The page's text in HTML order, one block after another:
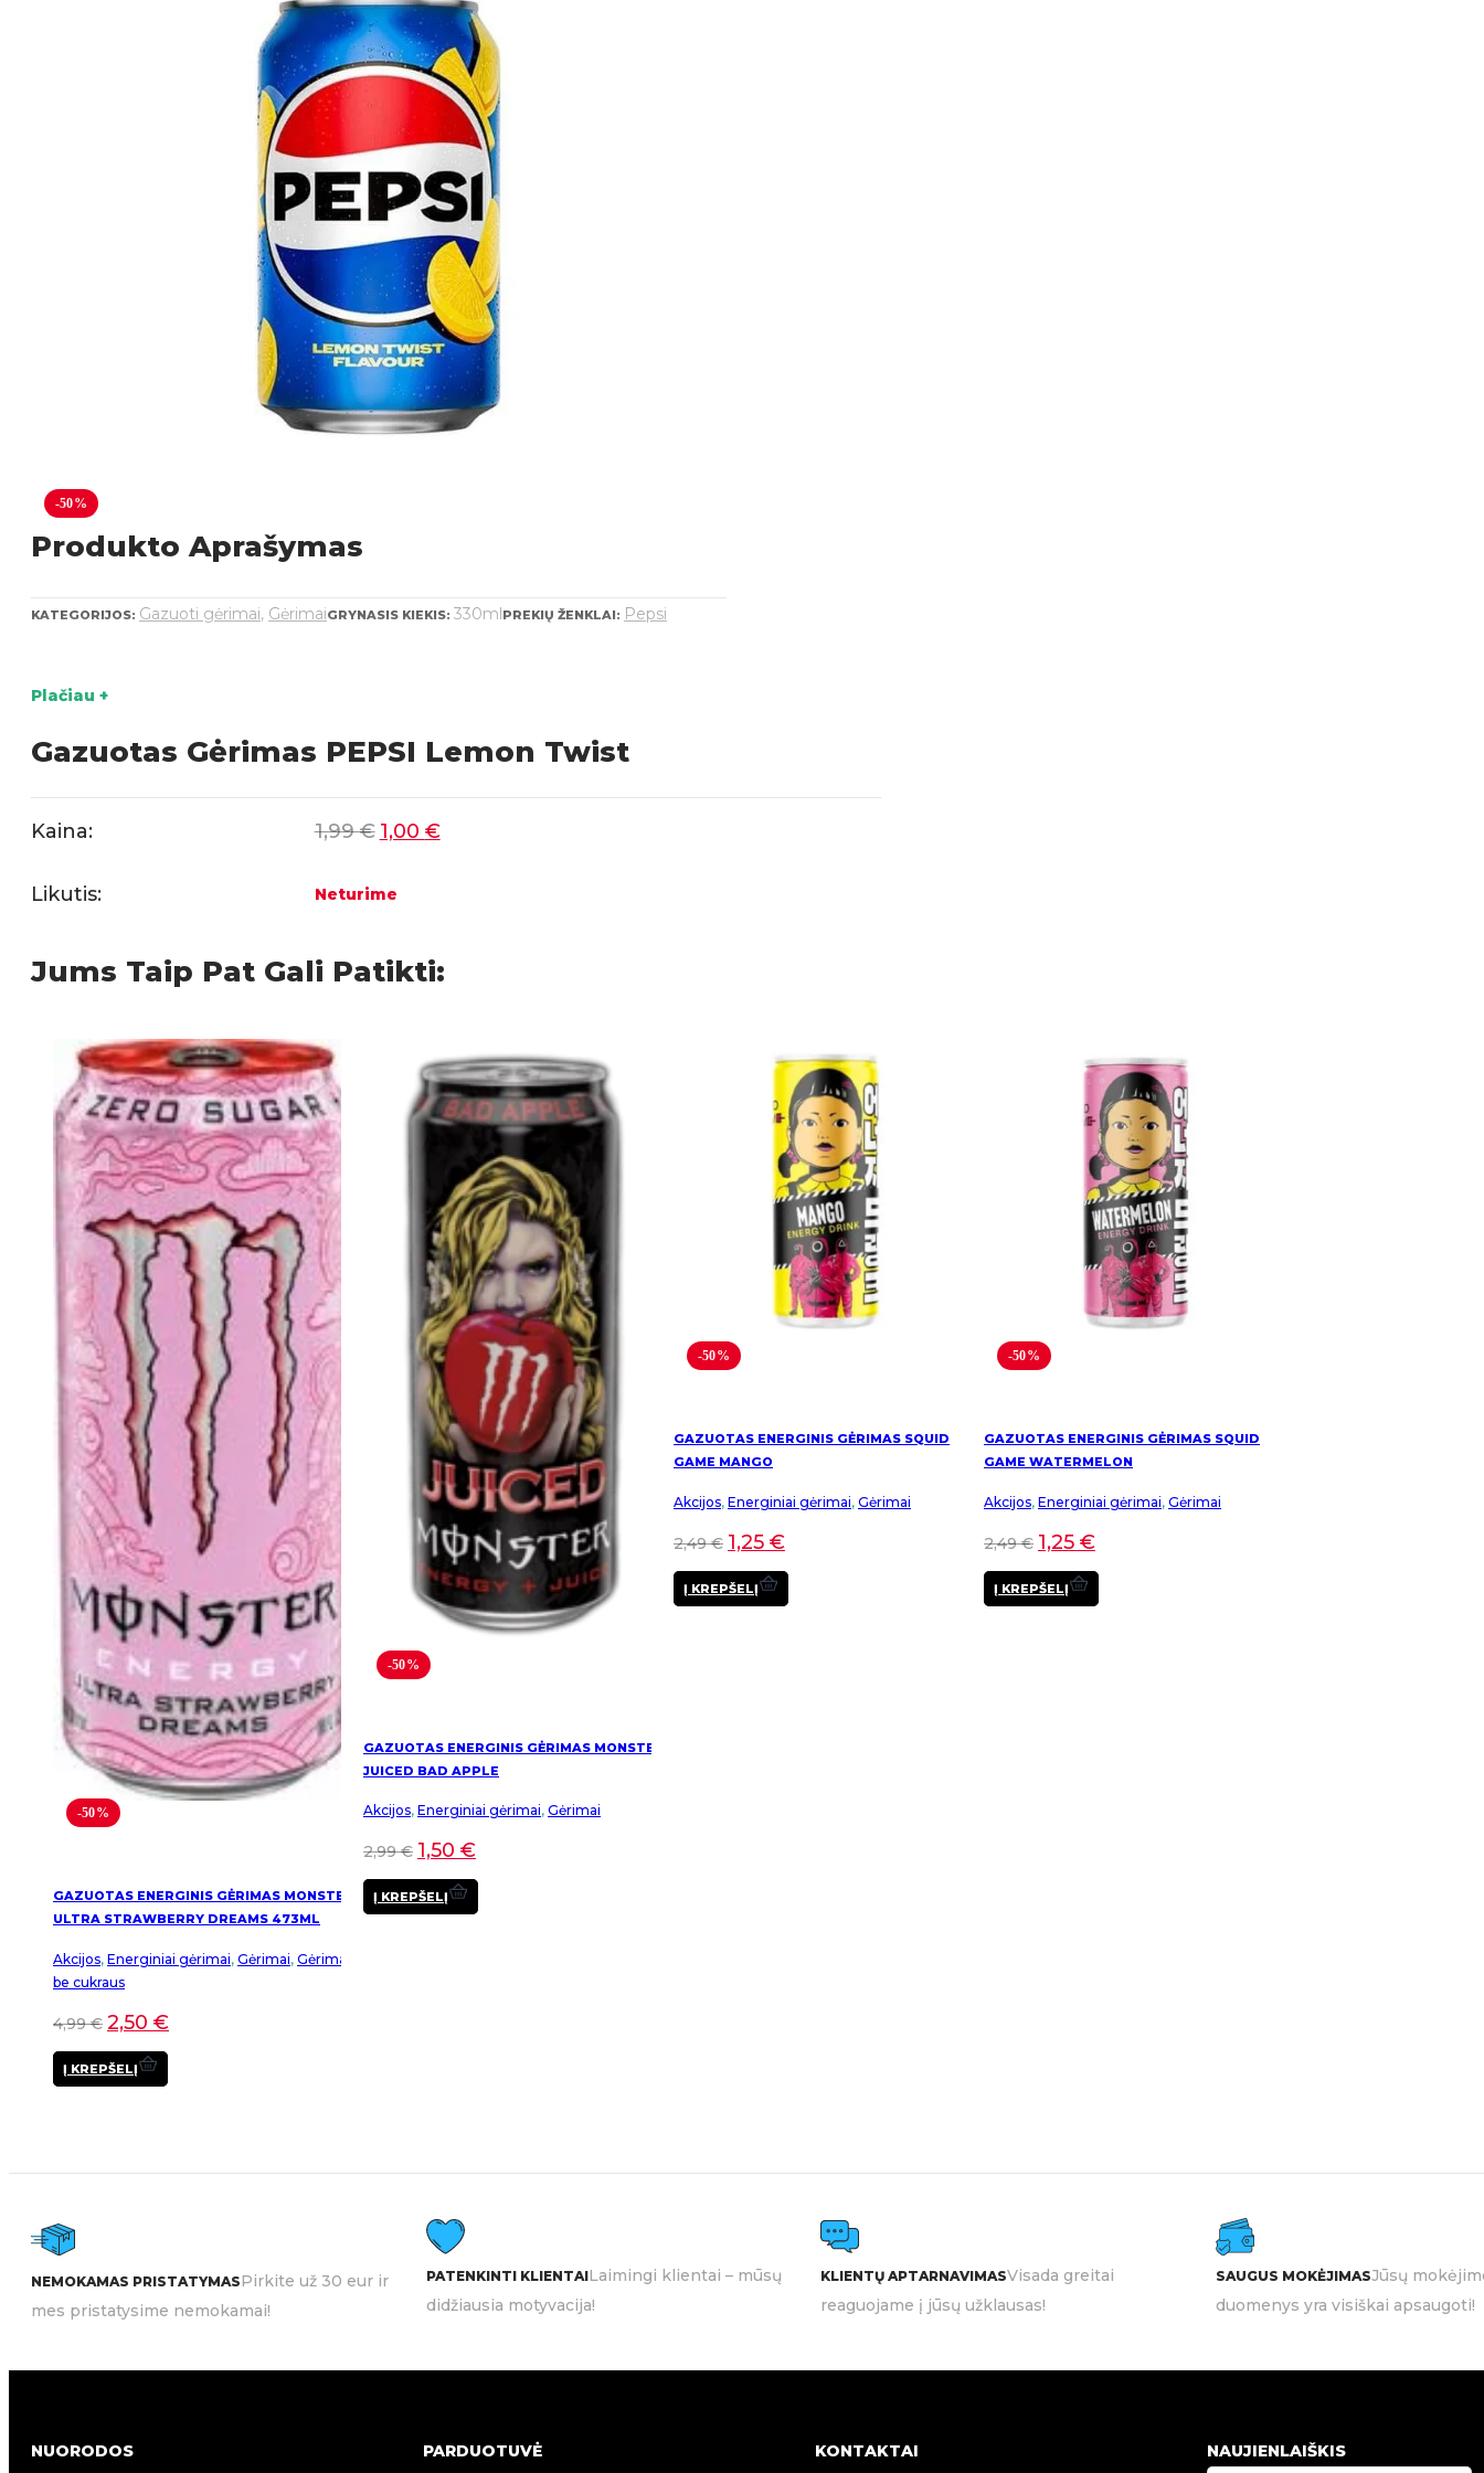
-50%
Produkto Aprašymas
KATEGORIJOS: Gazuoti gėrimai, GėrimaiGRYNASIS KIEKIS: 330mlPREKIŲ ŽENKLAI: Pepsi
Plačiau +
Gazuotas Gėrimas PEPSI Lemon Twist
Kaina: 1,99€ 1,00 €
Likutis: Neturime
Jums Taip Pat Gali Patikti:
-50%
GAZUOTAS ENERGINIS GĖRIMAS MONSTER
ULTRA STRAWBERRY DREAMS 473ML
Akcijos, Energiniai gėrimai, Gėrimai, Gėrimai
be cukraus
4,99€ 2,50 €
Į KREPŠELĮ
-50%
GAZUOTAS ENERGINIS GĖRIMAS MONSTER
JUICED BAD APPLE
Akcijos, Energiniai gėrimai, Gėrimai
2,99€ 1,50 €
Į KREPŠELĮ
-50%
GAZUOTAS ENERGINIS GĖRIMAS SQUID
GAME MANGO
Akcijos, Energiniai gėrimai, Gėrimai
2,49€ 1,25 €
Į KREPŠELĮ
-50%
GAZUOTAS ENERGINIS GĖRIMAS SQUID
GAME WATERMELON
Akcijos, Energiniai gėrimai, Gėrimai
2,49€ 1,25 €
Į KREPŠELĮ
NEMOKAMAS PRISTATYMASPirkite už 30 eur ir
mes pristatysime nemokamai!
PATENKINTI KLIENTAILaimingi klientai – mūsų
didžiausia motyvacija!
KLIENTŲ APTARNAVIMASVisada greitai
reaguojame į jūsų užklausas!
SAUGUS MOKĖJIMASJūsų
duomenys yra visiškai apsaugoti!
NUORODOS PARDUOTUVĖ KONTAKTAI NAUJIENLAIŠKIS